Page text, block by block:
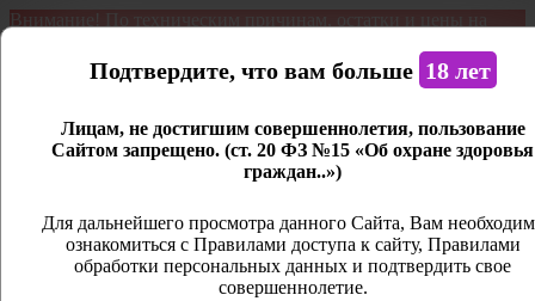
Внимание! По техническим причинам, остатки и цены на
является демонстрационным. Дистанционная продажа не
Открыть сайдбар
Личный кабинет
Закрыть
Подтвердите, что вам больше 18 лет
Лицам, не достигшим совершеннолетия, пользование
Сайтом запрещено. (ст. 20 ФЗ №15 «Об охране здоровья
граждан..»)
Для дальнейшего просмотра данного Сайта, Вам
ознакомиться с Правилами доступа к сайту, Правилами
обработки персональных данных и подтвердить свое
совершеннолетие.